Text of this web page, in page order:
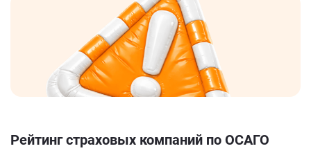
Рейтинг страховых компаний по ОСАГО